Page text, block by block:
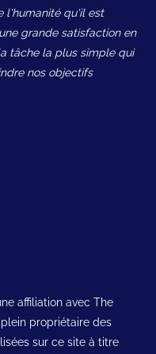
l'humanité qu'il est
grande satisfaction en
tâche la plus simple qui
nos objectifs
affiliation avec The
propriétaire des
sur ce site à titre